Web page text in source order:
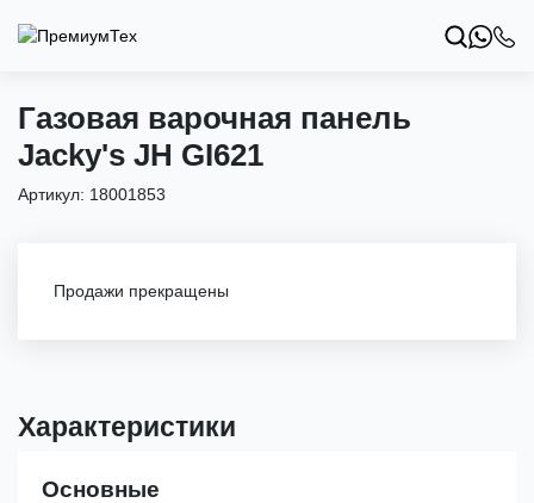
Газовая варочная панель
Jacky's JH GI621
Артикул: 18001853
Продажи прекращены
Характеристики
Основные